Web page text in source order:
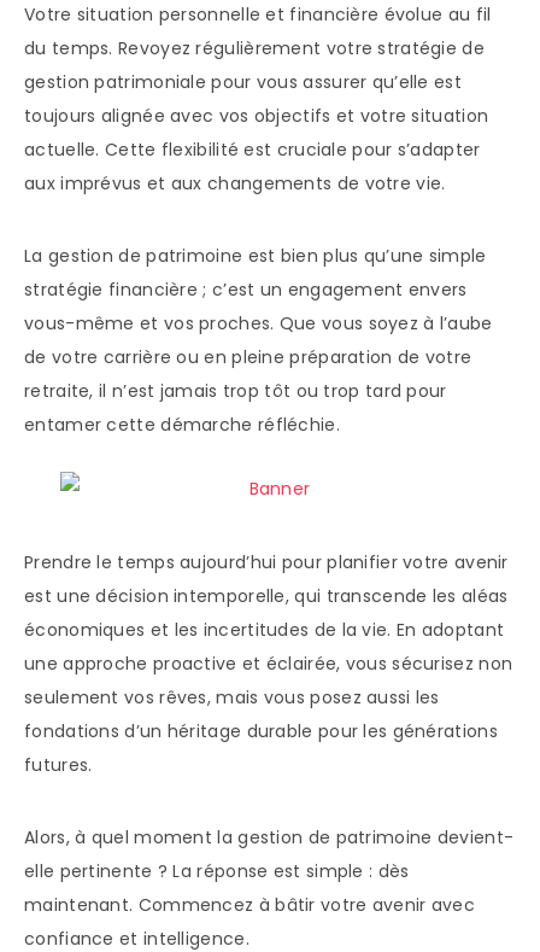
Votre situation personnelle et financière évolue au fil
du temps. Revoyez régulièrement votre stratégie de
gestion patrimoniale pour vous assurer qu’elle est
toujours alignée avec vos objectifs et votre situation
actuelle. Cette flexibilité est cruciale pour s’adapter
aux imprévus et aux changements de votre vie.
La gestion de patrimoine est bien plus qu’une simple
stratégie financière ; c’est un engagement envers
vous-même et vos proches. Que vous soyez à l’aube
de votre carrière ou en pleine préparation de votre
retraite, il n’est jamais trop tôt ou trop tard pour
entamer cette démarche réfléchie.
Prendre le temps aujourd’hui pour planifier votre avenir
est une décision intemporelle, qui transcende les aléas
économiques et les incertitudes de la vie. En adoptant
une approche proactive et éclairée, vous sécurisez non
seulement vos rêves, mais vous posez aussi les
fondations d’un héritage durable pour les générations
futures.
Alors, à quel moment la gestion de patrimoine devient-
elle pertinente ? La réponse est simple : dès
maintenant. Commencez à bâtir votre avenir avec
confiance et intelligence.